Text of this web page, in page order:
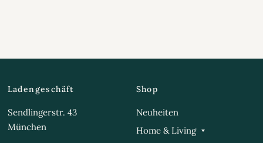
Ladengeschäft
Sendlingerstr. 43
München
Shop
Neuheiten
Home & Living